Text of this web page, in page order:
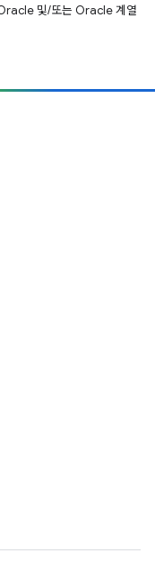
및/또는 Oracle 계열